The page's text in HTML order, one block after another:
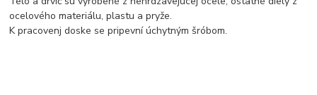
ocelového materiálu, plastu a pryže.
K pracovenj doske se pripevní úchytným šróbom.